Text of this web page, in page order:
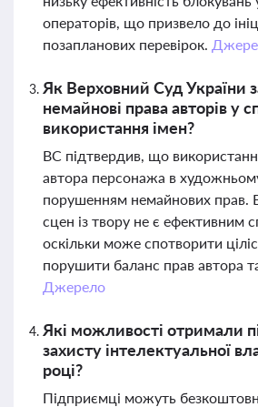
операторів, що призвело до
позапланових перевірок.
Як Верховний Суд України
немайнові права авторів у
використання імен?
ВС підтвердив, що
автора персонажа в
порушенням немайнових прав.
сцен із твору не є ефективним
оскільки може спотворити
порушити баланс прав автора
Джерело
Які можливості отримали
захисту інтелектуальної
році?
Підприємці можуть